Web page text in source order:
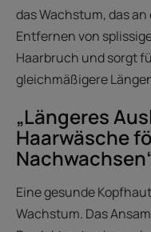
das Wachstum, das
Entfernen von
Haarbruch und sorgt
gleichmäßigere
„Längeres
Haarwäsche
Eine gesunde
Wachstum. Das